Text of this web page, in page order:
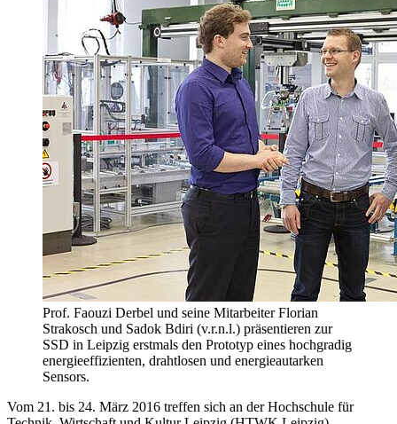
Prof. Faouzi Derbel und seine Mitarbeiter Florian
Strakosch und Sadok Bdiri (v.r.n.l.) präsentieren zur
SSD in Leipzig erstmals den Prototyp eines hochgradig
energieeffizienten, drahtlosen und energieautarken
Sensors.
Vom 21. bis 24. März 2016 treffen sich an der Hochschule für